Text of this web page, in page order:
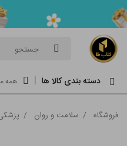
جستجو
دسته بندی کالا ها همه
فروشگاه / سلامت و روان /